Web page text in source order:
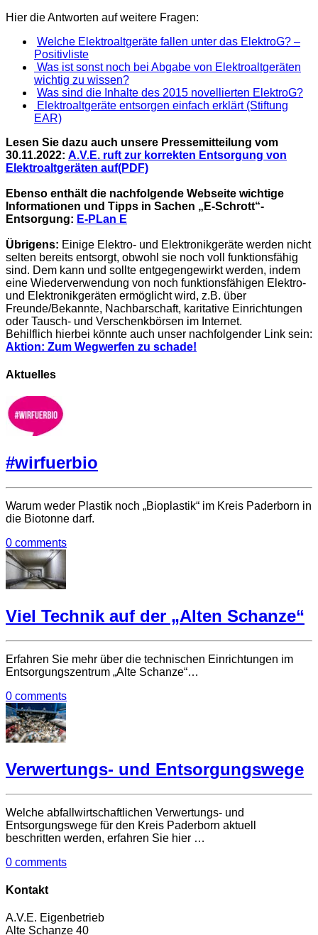
Hier die Antworten auf weitere Fragen:
Welche Elektroaltgeräte fallen unter das ElektroG? –
Positivliste
Was ist sonst noch bei Abgabe von Elektroaltgeräten
wichtig zu wissen?
Was sind die Inhalte des 2015 novellierten ElektroG?
Elektroaltgeräte entsorgen einfach erklärt (Stiftung
EAR)
Lesen Sie dazu auch unsere Pressemitteilung vom
30.11.2022: A.V.E. ruft zur korrekten Entsorgung von
Elektroaltgeräten auf(PDF)
Ebenso enthält die nachfolgende Webseite wichtige
Informationen und Tipps in Sachen „E-Schrott“-
Entsorgung: E-PLan E
Übrigens: Einige Elektro- und Elektronikgeräte werden nicht
selten bereits entsorgt, obwohl sie noch voll funktionsfähig
sind. Dem kann und sollte entgegengewirkt werden, indem
eine Wiederverwendung von noch funktionsfähigen Elektro-
und Elektronikgeräten ermöglicht wird, z.B. über
Freunde/Bekannte, Nachbarschaft, karitative Einrichtungen
oder Tausch- und Verschenkbörsen im Internet.
Behilflich hierbei könnte auch unser nachfolgender Link sein:
Aktion: Zum Wegwerfen zu schade!
Aktuelles
#wirfuerbio
Warum weder Plastik noch „Bioplastik“ im Kreis Paderborn in
die Biotonne darf.
0 comments
Viel Technik auf der „Alten Schanze“
Erfahren Sie mehr über die technischen Einrichtungen im
Entsorgungszentrum „Alte Schanze“…
0 comments
Verwertungs- und Entsorgungswege
Welche abfallwirtschaftlichen Verwertungs- und
Entsorgungswege für den Kreis Paderborn aktuell
beschritten werden, erfahren Sie hier …
0 comments
Kontakt
A.V.E. Eigenbetrieb
Alte Schanze 40